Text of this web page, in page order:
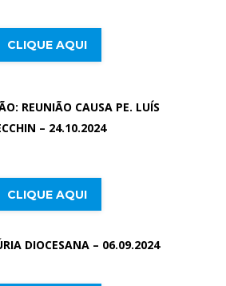
CLIQUE AQUI
REUNIÃO CAUSA PE. LUÍS
– 24.10.2024
CLIQUE AQUI
DIOCESANA – 06.09.2024